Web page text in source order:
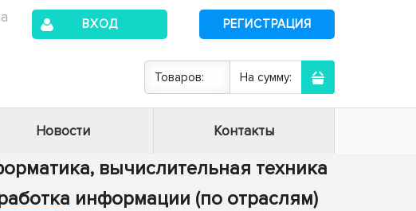
ВХОД РЕГИСТРАЦИЯ
Товаров: На сумму:
Новости Контакты
вычислительная техника
информации (по отраслям)